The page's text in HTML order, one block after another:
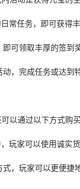
常任务，即可获得丰
可领取丰厚的签到
，完成任务或达到
以通过以下方式购买
玩家可以使用诚实货
，玩家可以更便捷